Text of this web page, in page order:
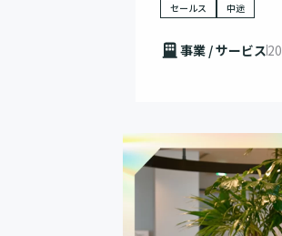
セールス 中途
事業 / サービス